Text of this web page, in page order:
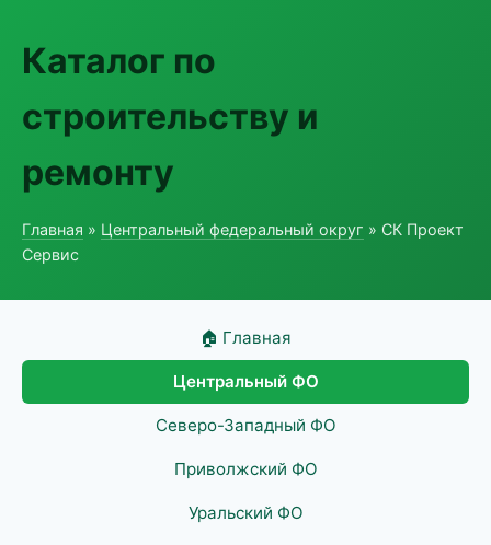
Каталог по
строительству и
ремонту
Главная » Центральный федеральный округ » СК Проект
Сервис
🏠 Главная
Центральный ФО
Северо-Западный ФО
Приволжский ФО
Уральский ФО